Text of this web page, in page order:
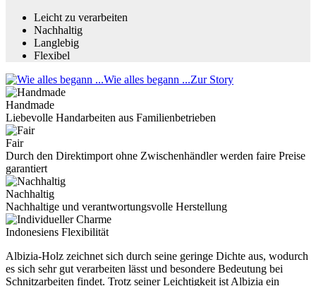
Leicht zu verarbeiten
Nachhaltig
Langlebig
Flexibel
Wie alles begann ...Zur Story
Handmade
Liebevolle Handarbeiten aus Familienbetrieben
Fair
Durch den Direktimport ohne Zwischenhändler werden faire Preise
garantiert
Nachhaltig
Nachhaltige und verantwortungsvolle Herstellung
Indonesiens Flexibilität
Albizia-Holz zeichnet sich durch seine geringe Dichte aus, wodurch
es sich sehr gut verarbeiten lässt und besondere Bedeutung bei
Schnitzarbeiten findet. Trotz seiner Leichtigkeit ist Albizia ein